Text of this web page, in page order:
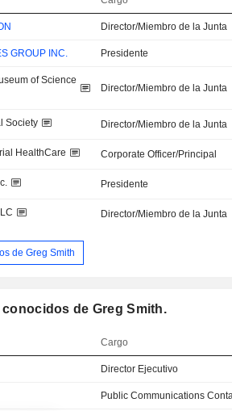
Director/Miembro de la Junta
GROUP INC. Presidente
of Science
Director/Miembro de la Junta
Society Director/Miembro de la Junta
HealthCare Corporate Officer/Principal
Presidente
Director/Miembro de la Junta
de Greg Smith
de Greg Smith.
Cargo
Director Ejecutivo
Public Communications